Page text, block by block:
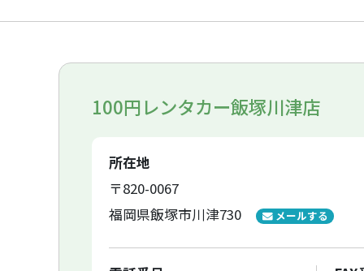
100円レンタカー飯塚川津店
所在地
〒820-0067
福岡県飯塚市川津730
メールする